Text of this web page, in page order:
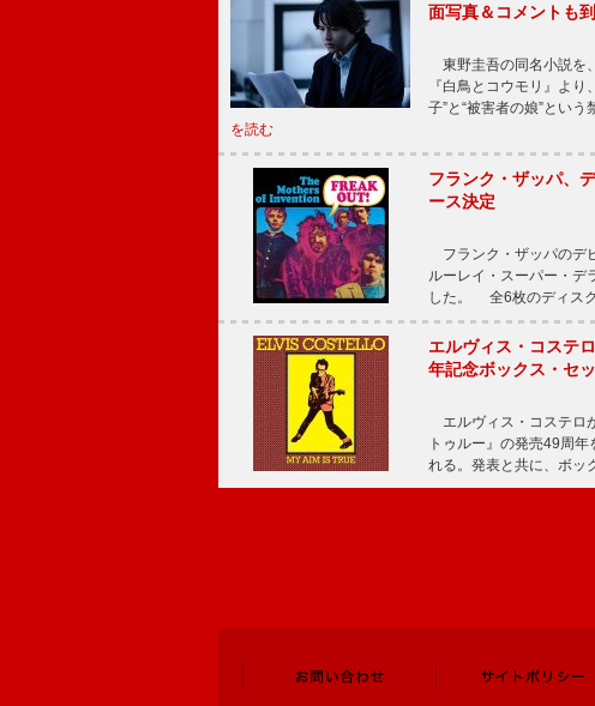
面写真＆コメントも
東野圭吾の同名小説を
『白鳥とコウモリ』よ
子”と“被害者の娘”とい
を読む
フランク・ザッパ、
ース決定
フランク・ザッパのデ
ルーレイ・スーパー・デ
した。 全6枚のディス
エルヴィス・コステ
年記念ボックス・セ
エルヴィス・コステロ
トゥルー』の発売49周
れる。発表と共に、ボッ